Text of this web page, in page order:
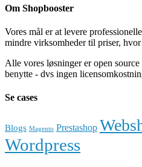
Om Shopbooster
Vores mål er at levere
mindre virksomheder til priser,
Alle vores løsninger er open
benytte - dvs ingen
Se cases
Blogs Magento Prestashop
Wordpress